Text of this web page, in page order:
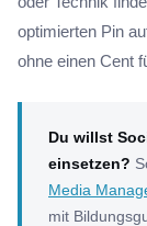
optimierten Pin
ohne einen Cent
Du willst
einsetzen?
Media
mit